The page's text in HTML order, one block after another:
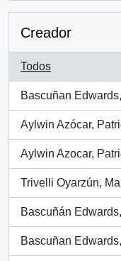
Creador
Todos
Bascuñan
, 5271 resultados
Aylwin Azócar,
, 3118 resultados
Aylwin Azocar,
, 1381 resultados
Trivelli Oyarzún,
, 1030 resultados
Bascuñán
, 712 resultados
Bascuñan
, 525 resultados